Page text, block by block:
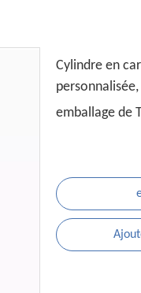
Cylindre en
emballage de